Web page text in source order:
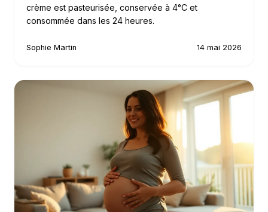
crème est pasteurisée, conservée à 4°C et
consommée dans les 24 heures.
Sophie Martin 14 mai 2026